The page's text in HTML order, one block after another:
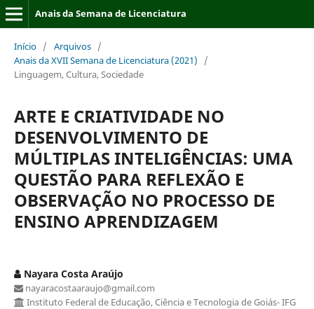
Anais da Semana de Licenciatura
Início / Arquivos /
Anais da XVII Semana de Licenciatura (2021)
/
Linguagem, Cultura, Sociedade
ARTE E CRIATIVIDADE NO
DESENVOLVIMENTO DE
MÚLTIPLAS INTELIGÊNCIAS: UMA
QUESTÃO PARA REFLEXÃO E
OBSERVAÇÃO NO PROCESSO DE
ENSINO APRENDIZAGEM
Nayara Costa Araújo
nayaracostaaraujo@gmail.com
Instituto Federal de Educação, Ciência e Tecnologia de Goiás- IFG